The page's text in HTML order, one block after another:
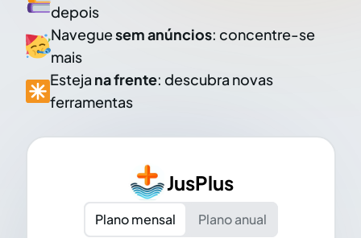
depois
Naveguesem anúncios: concentre-se
mais
Esteja na frente: descubra novas
ferramentas
JusPlus
Plano mensal
Plano anual